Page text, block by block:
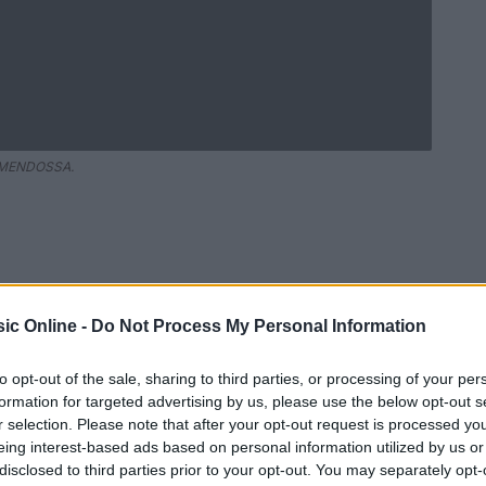
Online - Do Not Process My Personal Information
opt-out of the sale, sharing to third parties, or processing of your
for targeted advertising by us, please use the below opt-out
selection. Please note that after your opt-out request is processed
interest-based ads based on personal information utilized by us
to third parties prior to your opt-out. You may separately
POWERED BYAdhubMedia